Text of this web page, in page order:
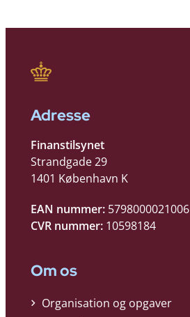
Adresse
Finanstilsynet
Strandgade 29
1401 København K
EAN nummer: 5798000021006
CVR nummer: 10598184
Om os
Organisation og opgaver